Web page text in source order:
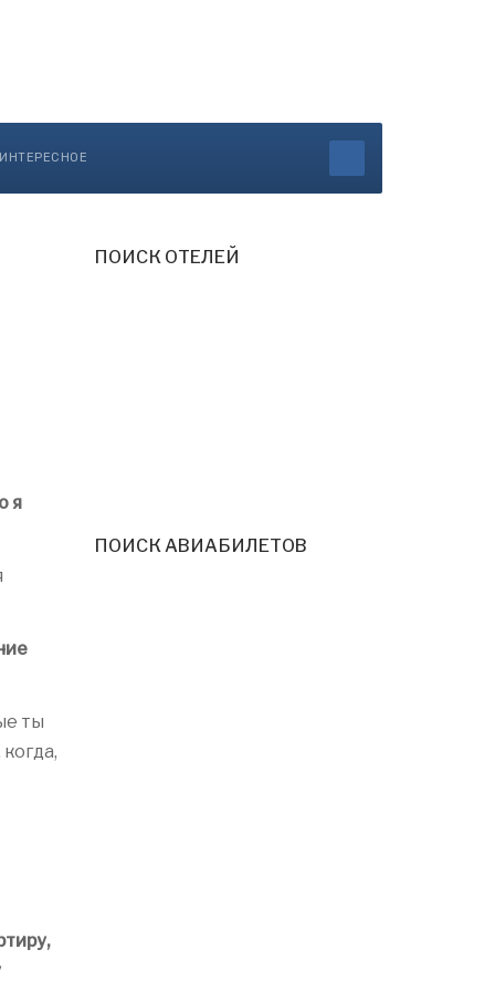
ИНТЕРЕСНОЕ
я
ты
ПОИСК ОТЕЛЕЙ
ПОИСК АВИАБИЛЕТОВ